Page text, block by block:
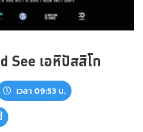
See เอหิปัสสิโก
เวลา 09:53 น.